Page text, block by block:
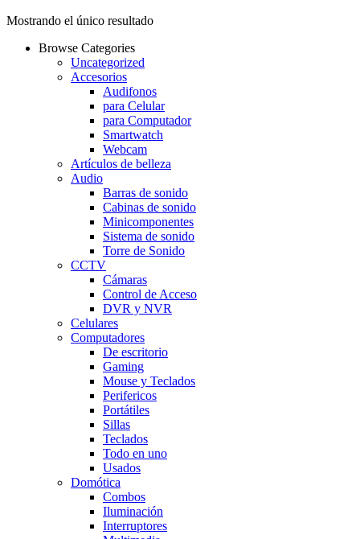
Mostrando el único resultado
Browse Categories
Uncategorized
Accesorios
Audifonos
para Celular
para Computador
Smartwatch
Webcam
Artículos de belleza
Audio
Barras de sonido
Cabinas de sonido
Minicomponentes
Sistema de sonido
Torre de Sonido
CCTV
Cámaras
Control de Acceso
DVR y NVR
Celulares
Computadores
De escritorio
Gaming
Mouse y Teclados
Perifericos
Portátiles
Sillas
Teclados
Todo en uno
Usados
Domótica
Combos
Iluminación
Interruptores